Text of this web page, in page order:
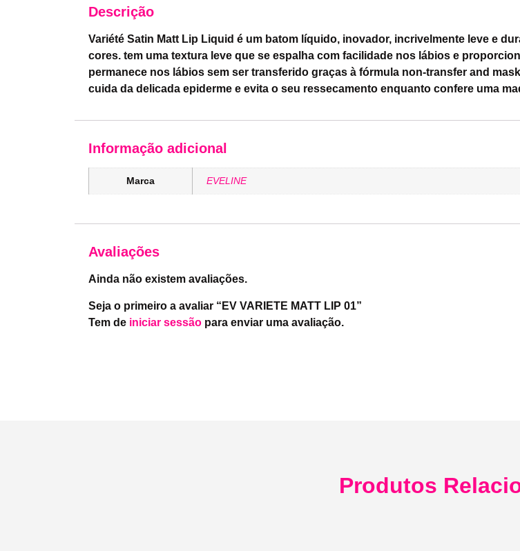
Descrição
Variété Satin Matt Lip Liquid é um batom líquido, inovador, incrivelmente leve e
cores. tem uma textura leve que se espalha com facilidade nos lábios e
permanece nos lábios sem ser transferido graças à fórmula non-transfer and
cuida da delicada epiderme e evita o seu ressecamento enquanto confere uma
Informação adicional
Marca EVELINE
Avaliações
Ainda não existem avaliações.
Seja o primeiro a avaliar “EV VARIETE MATT LIP 01”
Tem de iniciar sessãopara enviar uma avaliação.
Produtos